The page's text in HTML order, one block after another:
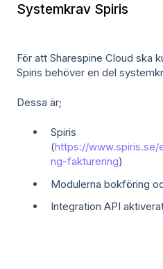
Systemkrav Spiris
För att Sharespine Cloud ska
Spiris behöver en del
Dessa är;
Spiris
(https://
ng-fakturering)
Modulerna bokföring
Integration API